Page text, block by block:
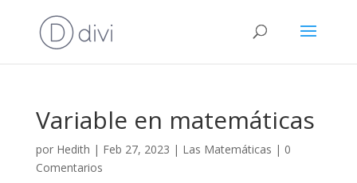
Variable en matemáticas
por Hedith | Feb 27, 2023 | Las Matemáticas | 0
Comentarios